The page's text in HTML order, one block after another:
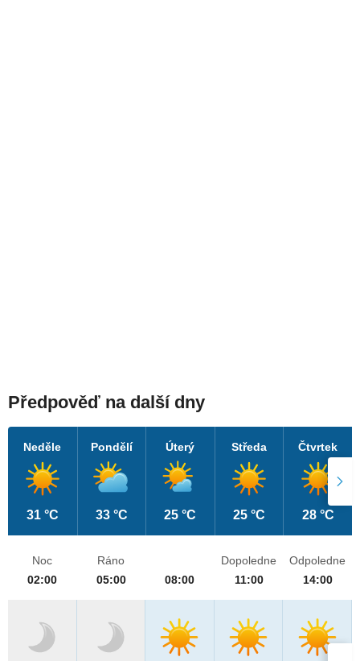
Předpověď na další dny
Neděle
31 °C
Pondělí
33 °C
Úterý
25 °C
Středa
25 °C
Čtvrtek
28 °C
Noc
02:00
Ráno
05:00
08:00
Dopoledne
11:00
Odpoledne
14:00